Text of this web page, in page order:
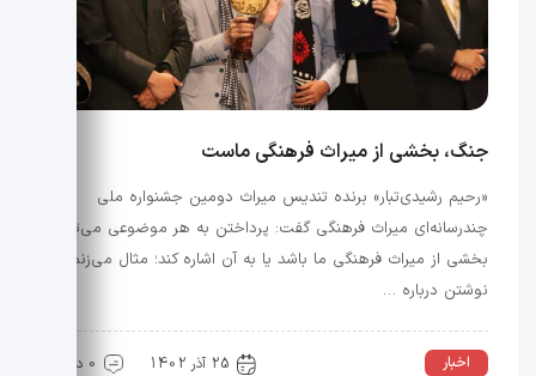
جنگ، بخشی از میراث فرهنگی ماست
«رحیم رشیدی‌تبار» برنده تندیس میراث دومین جشنواره ملی
چندرسانه‌ای میراث فرهنگی گفت: پرداختن به هر موضوعی می‌تواند
بخشی از میراث فرهنگی ما باشد یا به آن اشاره کند؛ مثال می‌زنم
نوشتن درباره …
اخبار 25 آذر 1402 0 دیدگاه